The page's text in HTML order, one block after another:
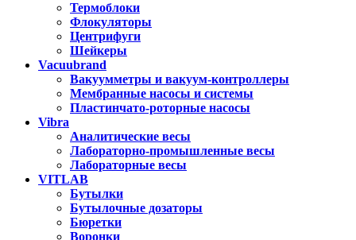
Термоблоки
Флокуляторы
Центрифуги
Шейкеры
Vacuubrand
Вакуумметры и вакуум-контроллеры
Мембранные насосы и системы
Пластинчато-роторные насосы
Vibra
Аналитические весы
Лабораторно-промышленные весы
Лабораторные весы
VITLAB
Бутылки
Бутылочные дозаторы
Бюретки
Воронки